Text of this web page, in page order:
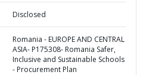
Disclosed
Romania - EUROPE AND CENTRAL
ASIA- P175308- Romania Safer,
Inclusive and Sustainable Schools
- Procurement Plan